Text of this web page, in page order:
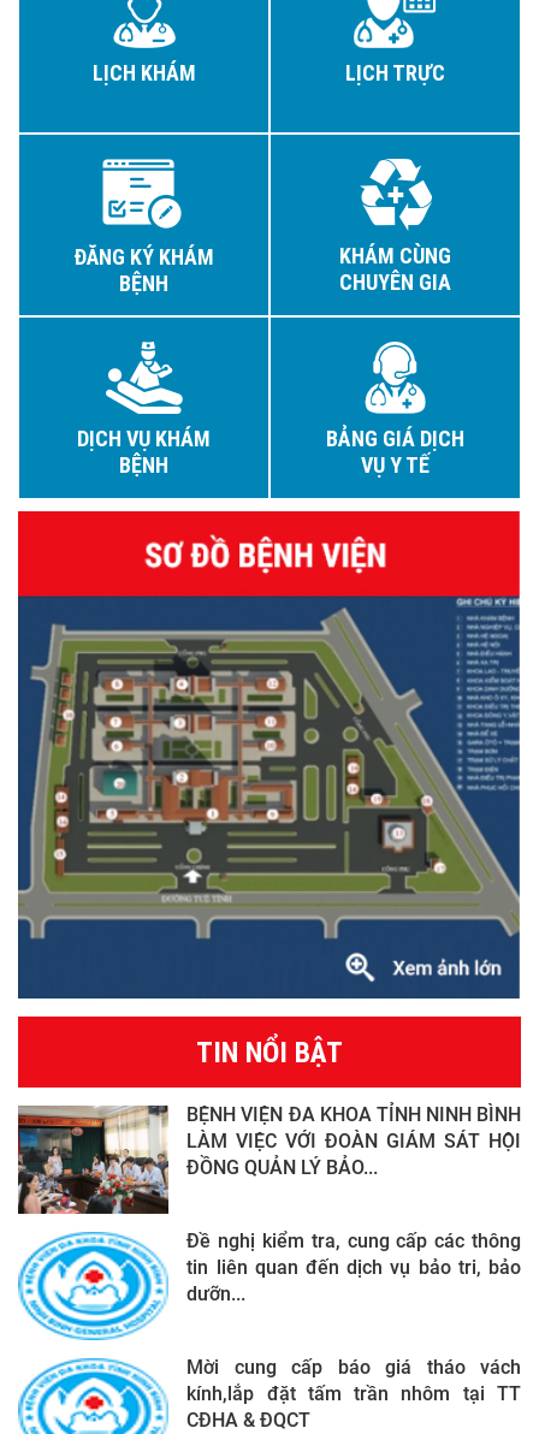
LỊCH KHÁM LỊCH TRỰC
ĐĂNG KÝ KHÁM
BỆNH
KHÁM CÙNG
CHUYÊN GIA
DỊCH VỤ KHÁM
BỆNH
BẢNG GIÁ DỊCH
VỤ Y TẾ
TIN NỔI BẬT
BỆNH VIỆN ĐA KHOA TỈNH NINH BÌNH
LÀM VIỆC VỚI ĐOÀN GIÁM SÁT HỘI
ĐỒNG QUẢN LÝ BẢO...
Đề nghị kiểm tra, cung cấp các thông
tin liên quan đến dịch vụ bảo tri, bảo
dưỡn...
Mời cung cấp báo giá tháo vách
kính,lắp đặt tấm trần nhôm tại TT
CĐHA & ĐQCT